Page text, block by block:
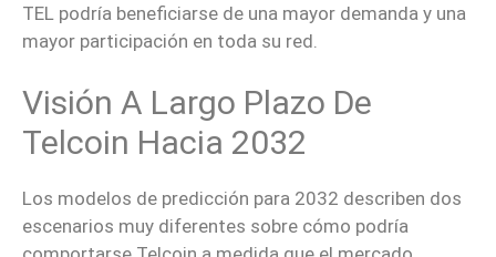
TEL podría beneficiarse de una mayor demanda y una
mayor participación en toda su red.
Visión A Largo Plazo De
Telcoin Hacia 2032
Los modelos de predicción para 2032 describen dos
escenarios muy diferentes sobre cómo podría